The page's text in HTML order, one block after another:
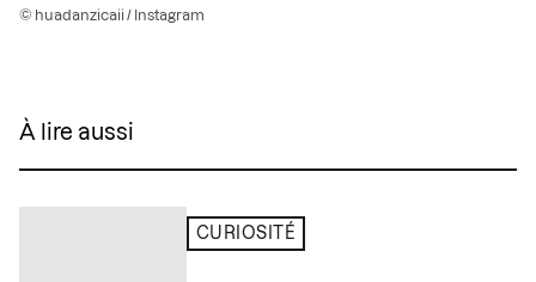
© huadanzicaii / Instagram
À lire aussi
CURIOSITÉ